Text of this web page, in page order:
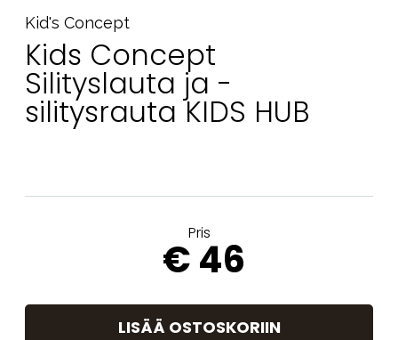
Kid's Concept
Kids Concept
Silityslauta ja -
silitysrauta KIDS HUB
Pris
€ 46
LISÄÄ OSTOSKORIIN
Ota meihin yhteyttä osoitteessa
Myymälämme